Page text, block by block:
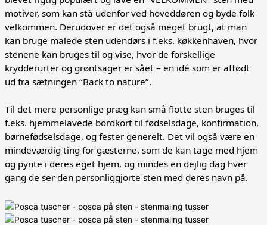
motiver, som kan stå udenfor ved hoveddøren og byde folk
velkommen. Derudover er det også meget brugt, at man
kan bruge malede sten udendørs i f.eks. køkkenhaven, hvor
stenene kan bruges til og vise, hvor de forskellige
krydderurter og grøntsager er sået – en idé som er affødt
ud fra sætningen “Back to nature”.
Til det mere personlige præg kan små flotte sten bruges til
f.eks. hjemmelavede bordkort til fødselsdage, konfirmation,
børnefødselsdage, og fester generelt. Det vil også være en
mindeværdig ting for gæsterne, som de kan tage med hjem
og pynte i deres eget hjem, og mindes en dejlig dag hver
gang de ser den personliggjorte sten med deres navn på.